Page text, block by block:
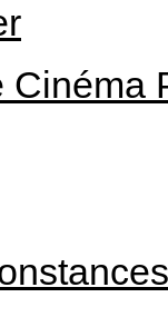
Cinéma